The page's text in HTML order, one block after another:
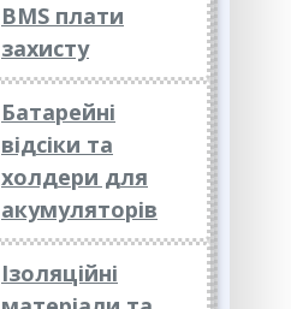
BMS плати
захисту
Батарейні
відсіки та
холдери для
акумуляторів
Ізоляційні